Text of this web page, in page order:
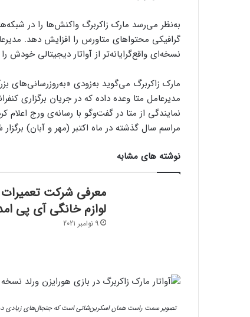
به‌نظر می‌رسد مارک زاکربرگ واکنش‌ها را در
گرافیکی محتواهای متاورس را افزایش دهد.
نسخه‌ای واقع‌گرایانه‌تر از آواتار دیجیتالی خودش
مارک زاکربرگ می‌گوید به‌زودی «به‌روزرسانی‌های
مراسم سال گذشته در ماه اکتبر (مهر و آبان)
نوشته های مشابه
معرفی شرکت تعمیرات
لوازم خانگی آی پی
9 نوامبر 2021
تصویر سمت راست همان اسکرین‌شاتی است که جنجال‌های زیادی در